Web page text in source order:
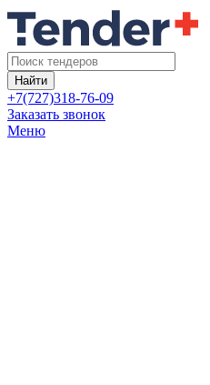
Найти
+7(727)318-76-09
Заказать звонок
Меню